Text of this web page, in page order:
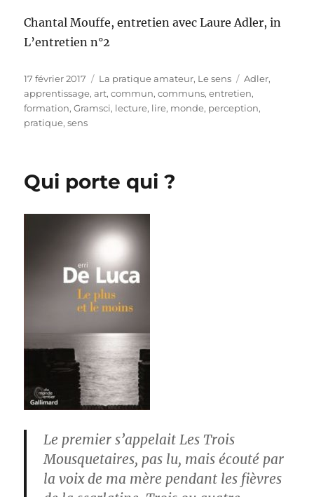
Chantal Mouffe, entretien avec Laure Adler, in
L’entretien n°2
Publié
le
17 février 2017 Catégories
La pratique amateur, Le sens Étiquettes
Adler,
apprentissage,art,commun,communs,entretien,
formation,Gramsci, lecture, lire, monde, perception,
pratique,sens
Qui porte qui ?
Le premier s’appelait Les Trois
Mousquetaires, pas lu, mais écouté par
la voix de ma mère pendant les fièvres